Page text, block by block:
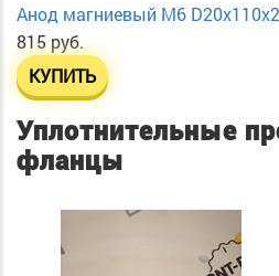
Анод магниевый М6
815 руб.
КУПИТЬ
Уплотнительные
фланцы